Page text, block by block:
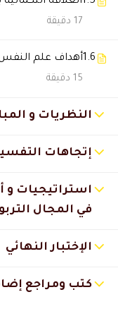
17 دقيقة
1.6أهداف علم النفس
15 دقيقة
النظريات و
إتجاهات
استراتيجيات و
في المجال
الإختبار النهائي
كتب ومراجع
🔔